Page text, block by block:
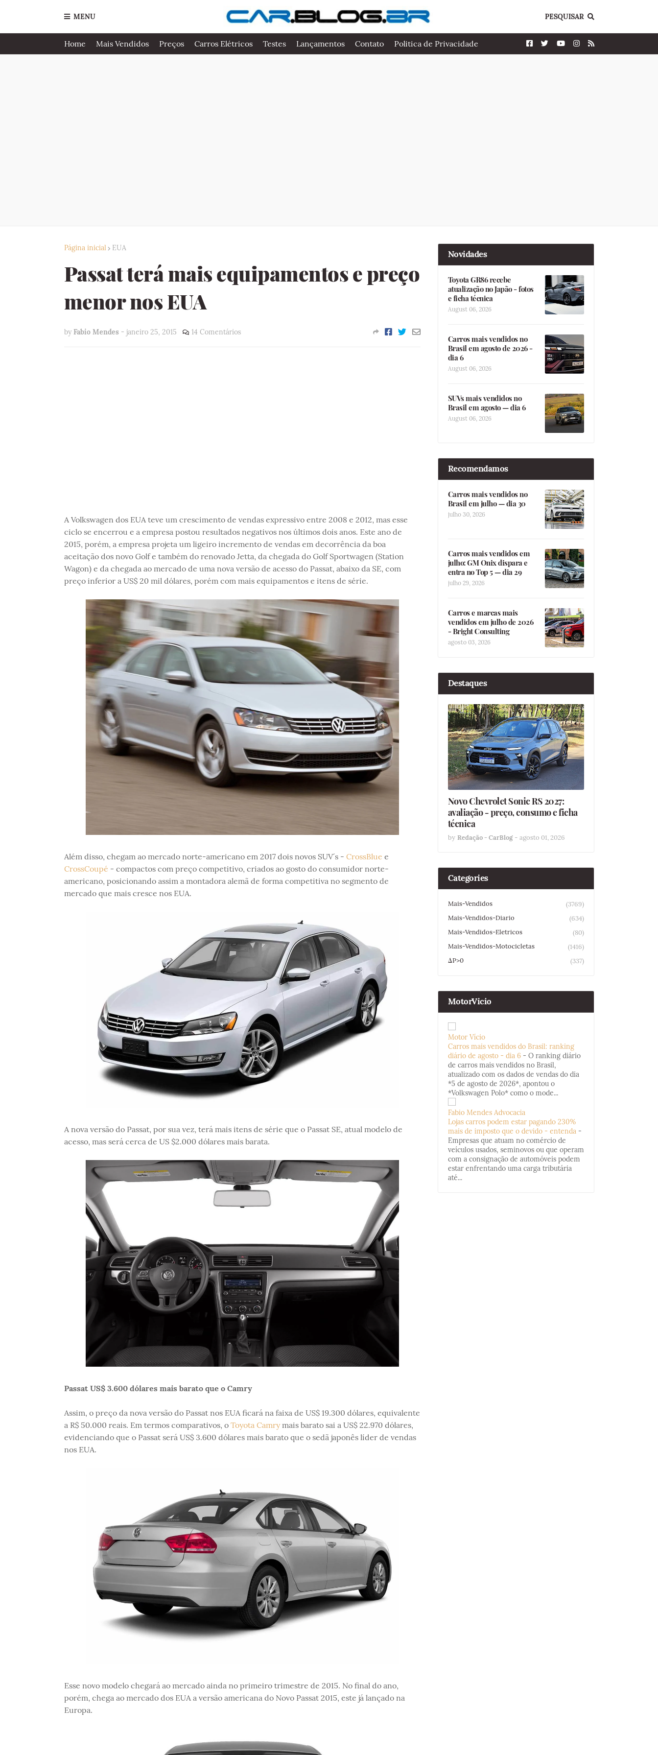
MENU PESQUISAR
Home Mais Vendidos Preços Carros Elétricos Testes Lançamentos Contato Politica de Privacidade
Página inicial EUA
Passat terá mais equipamentos e preço
menor nos EUA
by Fabio Mendes - janeiro 25, 2015 14 Comentários
A Volkswagen dos EUA teve um crescimento de vendas expressivo entre 2008 e 2012, mas esse
ciclo se encerrou e a empresa postou resultados negativos nos últimos dois anos. Este ano de
2015, porém, a empresa projeta um ligeiro incremento de vendas em decorrência da boa
aceitação dos novo Golf e também do renovado Jetta, da chegada do Golf Sportwagen (Station
Wagon) e da chegada ao mercado de uma nova versão de acesso do Passat, abaixo da SE, com
preço inferior a US$ 20 mil dólares, porém com mais equipamentos e itens de série.
Além disso, chegam ao mercado norte-americano em 2017 dois novos SUV´s - CrossBlue e
CrossCoupé - compactos com preço competitivo, criados ao gosto do consumidor norte-
americano, posicionando assim a montadora alemã de forma competitiva no segmento de
mercado que mais cresce nos EUA.
A nova versão do Passat, por sua vez, terá mais itens de série que o Passat SE, atual modelo de
acesso, mas será cerca de US $2.000 dólares mais barata.
Passat US$ 3.600 dólares mais barato que o Camry
Assim, o preço da nova versão do Passat nos EUA ficará na faixa de US$ 19.300 dólares, equivalente
a R$ 50.000 reais. Em termos comparativos, o Toyota Camrymais barato sai a US$ 22.970 dólares,
evidenciando que o Passat será US$ 3.600 dólares mais barato que o sedã japonês líder de vendas
nos EUA.
Esse novo modelo chegará ao mercado ainda no primeiro trimestre de 2015. No final do ano,
porém, chega ao mercado dos EUA a versão americana do Novo Passat 2015, este já lançado na
Europa.
Novidades
Toyota GR86 recebe
atualização no Japão - fotos
e ficha técnica
August 06, 2026
Carros mais vendidos no
Brasil em agosto de 2026 -
dia 6
August 06, 2026
SUVs mais vendidos no
Brasil em agosto — dia 6
August 06, 2026
Recomendamos
Carros mais vendidos no
Brasil em julho — dia 30
julho 30, 2026
Carros mais vendidos em
julho: GM Onix dispara e
entra no Top 5 — dia 29
julho 29, 2026
Carros e marcas mais
vendidos em julho de 2026
- Bright Consulting
agosto 03, 2026
Destaques
Novo Chevrolet Sonic RS 2027:
avaliação - preço, consumo e ficha
técnica
by Redação - CarBlog - agosto 01, 2026
Categories
Mais-Vendidos
(3769)
Mais-Vendidos-Diario
(634)
Mais-Vendidos-Eletricos
(80)
Mais-Vendidos-Motocicletas
(1416)
ΔP>0
(337)
MotorVicio
Motor Vício
Carros mais vendidos do Brasil: ranking
diário de agosto - dia 6 - O ranking diário
de carros mais vendidos no Brasil,
atualizado com os dados de vendas do dia
*5 de agosto de 2026*, apontou o
*Volkswagen Polo* como o mode...
Fabio Mendes Advocacia
Lojas carros podem estar pagando 230%
mais de imposto que o devido - entenda -
Empresas que atuam no comércio de
veículos usados, seminovos ou que operam
com a consignação de automóveis podem
estar enfrentando uma carga tributária
até...